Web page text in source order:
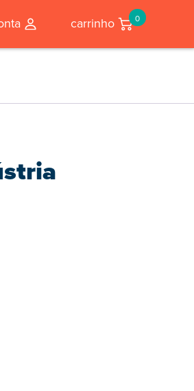
carrinho 0